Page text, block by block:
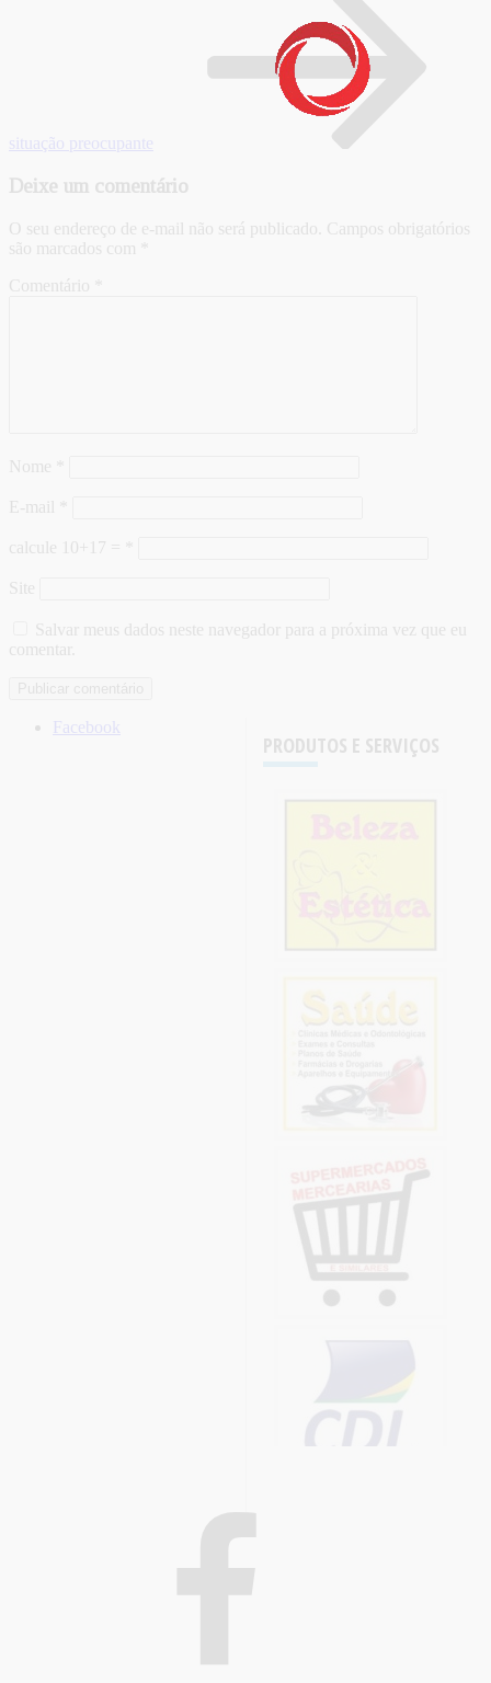
situação preocupante
Deixe um comentário
O seu endereço de e-mail não será publicado. Campos obrigatórios
são marcados com
Comentário
Nome
E-mail
calcule 10+17 =
Site
Salvar meus dados neste navegador para a próxima vez que eu
comentar.
PRODUTOS E SERVIÇOS
Facebook